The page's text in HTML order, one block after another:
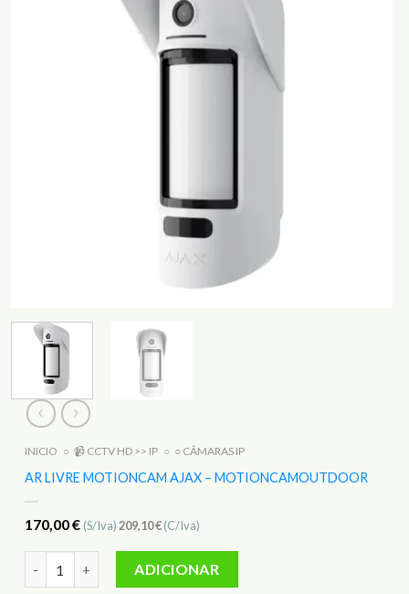
INICIO ○ 📹 CCTV HD >> IP ○ ○ CÂMARAS IP
AR LIVRE MOTIONCAM AJAX – MOTIONCAMOUTDOOR
170,00€ (S/Iva)209,10€(C/Iva)
ADICIONAR